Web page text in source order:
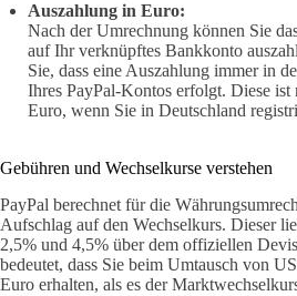
Auszahlung in Euro:
Nach der Umrechnung können Sie
auf Ihr verknüpftes Bankkonto
Sie, dass eine Auszahlung immer in
Ihres PayPal-Kontos erfolgt. Diese ist
Euro, wenn Sie in Deutschland
Gebühren und Wechselkurse verstehen
PayPal berechnet für die
Aufschlag auf den Wechselkurs. Dieser
2,5% und 4,5% über dem offiziellen
bedeutet, dass Sie beim Umtausch von
Euro erhalten, als es der